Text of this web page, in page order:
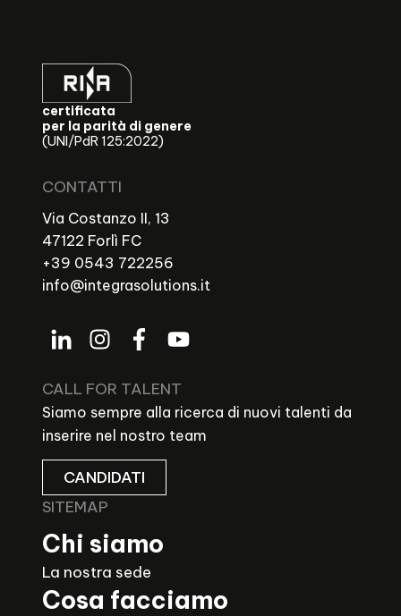
certificata
per la parità di genere
(UNI/PdR 125:2022)
CONTATTI
Via Costanzo II, 13
47122 Forlì FC
+39 0543 722256
info@integrasolutions.it
CALL FOR TALENT
Siamo sempre alla ricerca di nuovi talenti da
inserire nel nostro team
CANDIDATI
SITEMAP
Chi siamo
La nostra sede
Cosa facciamo